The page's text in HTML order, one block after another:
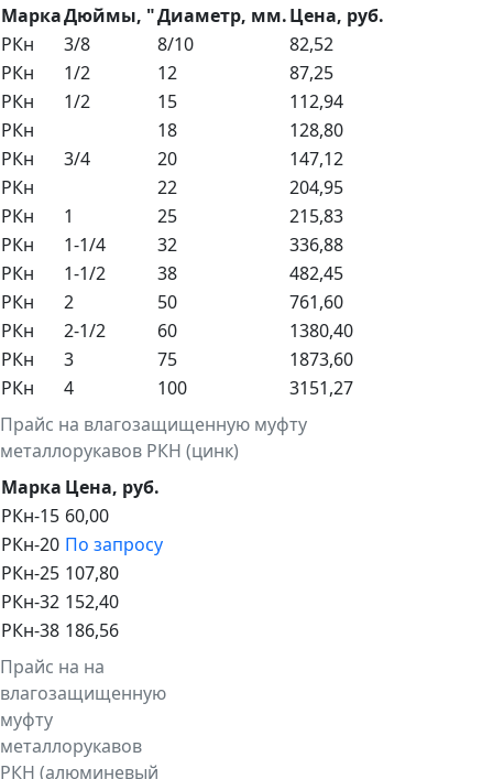
Прайс на влагозащищенную муфту
металлорукавов РКН (цинк)
МаркаДюймы, "Диаметр, мм.Цена, руб.
РКн
3/8 8/10
82,52
РКн
1/2 12
87,25
РКн
1/2 15
112,94
РКн
18
128,80
РКн
3/4 20
147,12
РКн
22
204,95
РКн
1 25
215,83
РКн
1-1/4 32
336,88
РКн
1-1/2 38
482,45
РКн
2 50
761,60
РКн
2-1/2 60
1380,40
РКн
3 75
1873,60
РКн
4 100 3151,27
Прайс на на
влагозащищенную
муфту
металлорукавов
РКН (алюминевый
Марка Цена, руб.
РКн-15 60,00
РКн-20 По запросу
РКн-25 107,80
РКн-32 152,40
РКн-38 186,56